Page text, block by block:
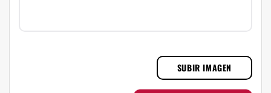
SUBIR IMAGEN